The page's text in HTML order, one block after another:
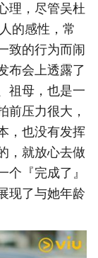
理，尽管吴杜
的感性，常
致的行为而闹
布会上透露了
祖母，也是一
前压力很大，
，也没有发挥
，就放心去做
『完成了』
现了与她年龄